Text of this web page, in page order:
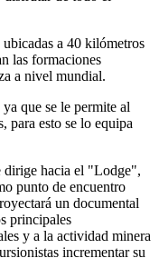
a 40 kilómetros
las formaciones
a nivel mundial.
que se le permite al
para esto se lo equipa
dirige hacia el "Lodge",
punto de encuentro
un documental
principales
y a la actividad minera
incrementar su